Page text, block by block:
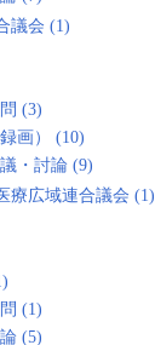
議会 (1)
(3)
画） (10)
・討論 (9)
広域連合議会 (1)
(1)
(5)